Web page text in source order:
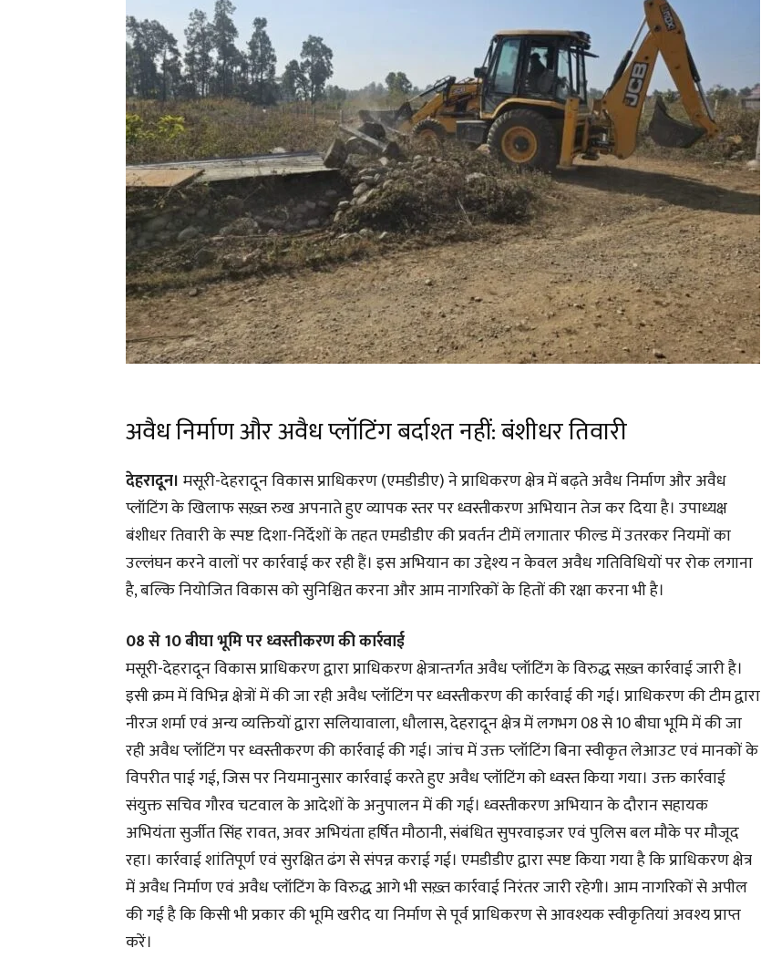
अवैध निर्माण और अवैध प्लॉटिंग बर्दाश्त नहीं: बंशीधर तिवारी
देहरादून। मसूरी-देहरादून विकास प्राधिकरण (एमडीडीए) ने प्राधिकरण क्षेत्र में बढ़ते अवैध निर्माण और अवैध
प्लॉटिंग के खिलाफ सख़्त रुख अपनाते हुए व्यापक स्तर पर ध्वस्तीकरण अभियान तेज कर दिया है। उपाध्यक्ष
बंशीधर तिवारी के स्पष्ट दिशा-निर्देशों के तहत एमडीडीए की प्रवर्तन टीमें लगातार फील्ड में उतरकर नियमों का
उल्लंघन करने वालों पर कार्रवाई कर रही हैं। इस अभियान का उद्देश्य न केवल अवैध गतिविधियों पर रोक लगाना
है, बल्कि नियोजित विकास को सुनिश्चित करना और आम नागरिकों के हितों की रक्षा करना भी है।
08 से 10 बीघा भूमि पर ध्वस्तीकरण की कार्रवाई
मसूरी-देहरादून विकास प्राधिकरण द्वारा प्राधिकरण क्षेत्रान्तर्गत अवैध प्लॉटिंग के विरुद्ध सख़्त कार्रवाई जारी है।
इसी क्रम में विभिन्न क्षेत्रों में की जा रही अवैध प्लॉटिंग पर ध्वस्तीकरण की कार्रवाई की गई। प्राधिकरण की टीम द्वारा
नीरज शर्मा एवं अन्य व्यक्तियों द्वारा सलियावाला, धौलास, देहरादून क्षेत्र में लगभग 08 से 10 बीघा भूमि में की जा
रही अवैध प्लॉटिंग पर ध्वस्तीकरण की कार्रवाई की गई। जांच में उक्त प्लॉटिंग बिना स्वीकृत लेआउट एवं मानकों के
विपरीत पाई गई, जिस पर नियमानुसार कार्रवाई करते हुए अवैध प्लॉटिंग को ध्वस्त किया गया। उक्त कार्रवाई
संयुक्त सचिव गौरव चटवाल के आदेशों के अनुपालन में की गई। ध्वस्तीकरण अभियान के दौरान सहायक
अभियंता सुर्जीत सिंह रावत, अवर अभियंता हर्षित मौठानी, संबंधित सुपरवाइजर एवं पुलिस बल मौके पर मौजूद
रहा। कार्रवाई शांतिपूर्ण एवं सुरक्षित ढंग से संपन्न कराई गई। एमडीडीए द्वारा स्पष्ट किया गया है कि प्राधिकरण क्षेत्र
में अवैध निर्माण एवं अवैध प्लॉटिंग के विरुद्ध आगे भी सख़्त कार्रवाई निरंतर जारी रहेगी। आम नागरिकों से अपील
की गई है कि किसी भी प्रकार की भूमि खरीद या निर्माण से पूर्व प्राधिकरण से आवश्यक स्वीकृतियां अवश्य प्राप्त
करें।